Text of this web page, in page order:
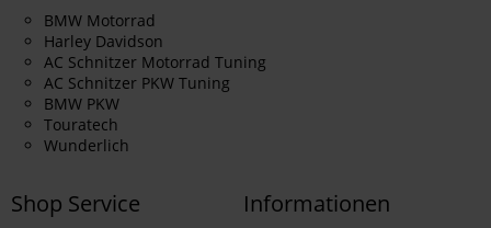
BMW Motorrad
Harley Davidson
AC Schnitzer Motorrad Tuning
AC Schnitzer PKW Tuning
BMW PKW
Touratech
Wunderlich
Shop Service Informationen